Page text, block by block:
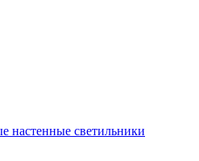
настенные светильники